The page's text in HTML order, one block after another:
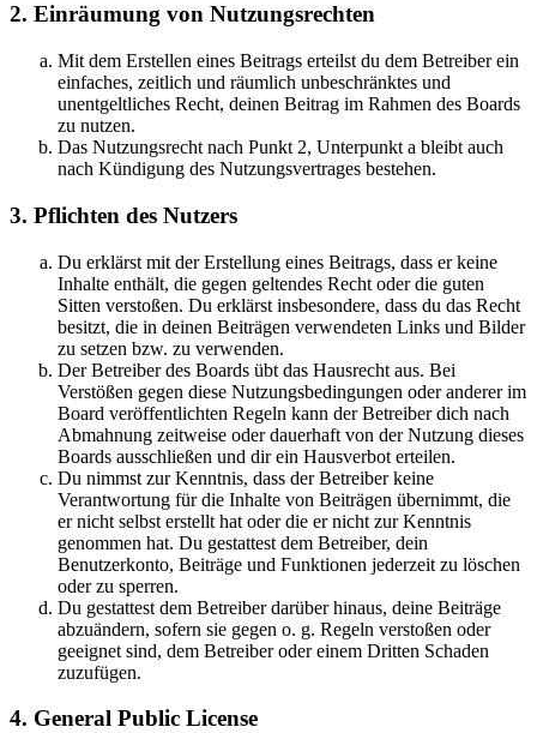
2. Einräumung von Nutzungsrechten
Mit dem Erstellen eines Beitrags erteilst du dem Betreiber ein
einfaches, zeitlich und räumlich unbeschränktes und
unentgeltliches Recht, deinen Beitrag im Rahmen des Boards
zu nutzen.
Das Nutzungsrecht nach Punkt 2, Unterpunkt a bleibt auch
nach Kündigung des Nutzungsvertrages bestehen.
3. Pflichten des Nutzers
Du erklärst mit der Erstellung eines Beitrags, dass er keine
Inhalte enthält, die gegen geltendes Recht oder die guten
Sitten verstoßen. Du erklärst insbesondere, dass du das Recht
besitzt, die in deinen Beiträgen verwendeten Links und Bilder
zu setzen bzw. zu verwenden.
Der Betreiber des Boards übt das Hausrecht aus. Bei
Verstößen gegen diese Nutzungsbedingungen oder anderer im
Board veröffentlichten Regeln kann der Betreiber dich nach
Abmahnung zeitweise oder dauerhaft von der Nutzung dieses
Boards ausschließen und dir ein Hausverbot erteilen.
Du nimmst zur Kenntnis, dass der Betreiber keine
Verantwortung für die Inhalte von Beiträgen übernimmt, die
er nicht selbst erstellt hat oder die er nicht zur Kenntnis
genommen hat. Du gestattest dem Betreiber, dein
Benutzerkonto, Beiträge und Funktionen jederzeit zu löschen
oder zu sperren.
Du gestattest dem Betreiber darüber hinaus, deine Beiträge
abzuändern, sofern sie gegen o. g. Regeln verstoßen oder
geeignet sind, dem Betreiber oder einem Dritten Schaden
zuzufügen.
4. General Public License